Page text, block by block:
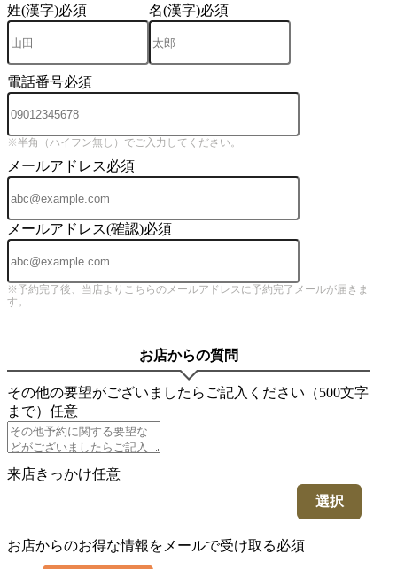
姓(漢字)必須 名(漢字)必須
電話番号必須
※半角（ハイフン無し）でご入力してください。
メールアドレス必須
メールアドレス(確認)必須
※予約完了後、当店よりこちらのメールアドレスに予約完了メールが届きま
す。
お店からの質問
その他の要望がございましたらご記入ください（500文字
まで） 任意
来店きっかけ任意
選択
お店からのお得な情報をメールで受け取る必須